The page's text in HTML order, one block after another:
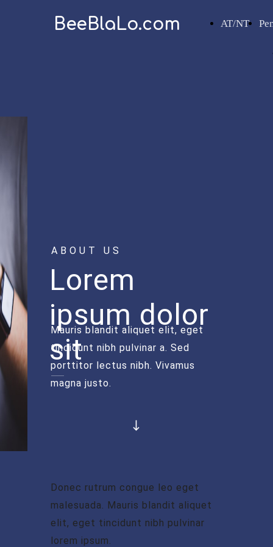
AT/NT
BeeBlaLo.com
ABOUT US
Lorem
ipsum dolor
sit
Mauris blandit aliquet elit, eget
tincidunt nibh pulvinar a. Sed
porttitor lectus nibh. Vivamus
magna justo.
Donec rutrum congue leo eget
malesuada. Mauris blandit aliquet
elit, eget tincidunt nibh pulvinar
lorem ipsum.